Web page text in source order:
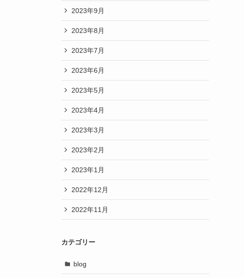
2023年9月
2023年8月
2023年7月
2023年6月
2023年5月
2023年4月
2023年3月
2023年2月
2023年1月
2022年12月
2022年11月
カテゴリー
blog